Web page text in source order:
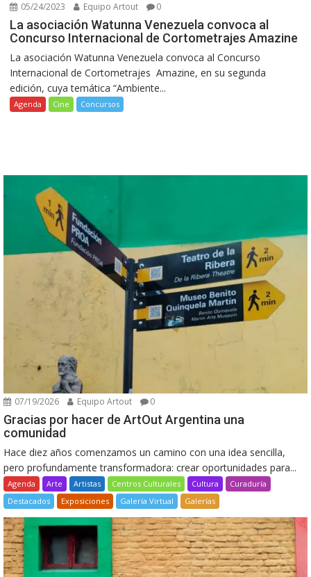
05/24/2023 Equipo Artout 0
La asociación Watunna Venezuela convoca al
Concurso Internacional de Cortometrajes Amazine
La asociación Watunna Venezuela convoca al Concurso
Internacional de Cortometrajes Amazine, en su segunda
edición, cuya temática “Ambiente...
Agenda Cine Concursos
07/19/2026 Equipo Artout 0
Gracias por hacer de ArtOut Argentina una
comunidad
Hace diez años comenzamos un camino con una idea sencilla,
pero profundamente transformadora: crear oportunidades para...
Agenda Arte Artistas Centros Culturales Cultura
Curaduría
Destacados
Exposiciones Galería Virtual Galerías